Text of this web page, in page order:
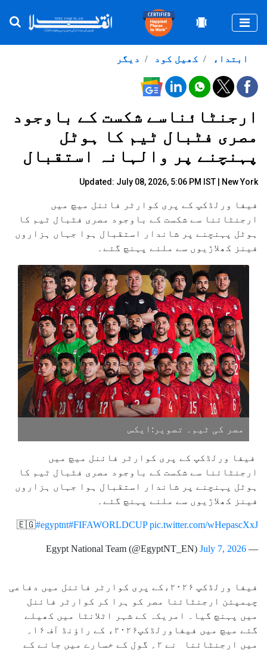
دیگر کھیل کود ابتداء
ارجنٹائناسے شکست کے باوجود
مصری فٹبال ٹیم کا ہوٹل
پہنچنے پر والہانہ استقبال
Updated: July 08, 2026, 5:06 PM IST | New York
فیفا ورلڈکپ کے پری کوارٹر فائنل میچ میں
ارجنٹائنا سے شکست کے باوجود مصری فٹبال ٹیم کا
ہوٹل پہنچنے پر شاندار استقبال ہوا جہاں ہزاروں
فینز کھلاڑیوں سے ملنے پہنچ گئے۔
مصر کی ٹیم۔ تصویر:ایکس
فیفا ورلڈکپ کے پری کوارٹر فائنل میچ میں
ارجنٹائنا سے شکست کے باوجود مصری فٹبال ٹیم کا
ہوٹل پہنچنے پر شاندار استقبال ہوا جہاں ہزاروں
فینز کھلاڑیوں سے ملنے پہنچ گئے۔
🇪🇬#egyptnt#FIFAWORLDCUP pic.twitter.com/wHepascXxJ
— Egypt National Team (@EgyptNT_EN)
July 7, 2026
فیفا ورلڈکپ ۲۰۲۶ءکے پری کوارٹر فائنل میں دفاعی
چیمپئن ارجنٹائنا مصر کو ہرا کر کوارٹر فائنل
میں پہنچ گیا۔ امریکہ کے شہر اٹلانٹا میں کھیلے
میں ارجنٹائنا نے ۲؍ گول کے خسارے میں جانے کے